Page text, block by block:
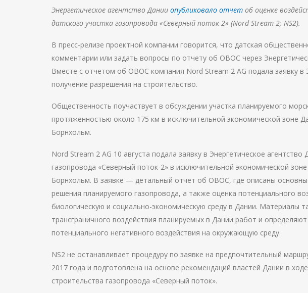
Энергетическое агентство Дании опубликовало отчет об оценке
датского участка газопровода «Северный поток-2» (Nord Stream 2; NS2).
В пресс-релизе проектной компании говорится, что датская
комментарии или задать вопросы по отчету об ОВОС через
Вместе с отчетом об ОВОС компания Nord Stream 2 AG подала заявку в
получение разрешения на строительство.
Общественность поучаствует в обсуждении участка планируемого
протяженностью около 175 км в исключительной экономической зоне
Борнхольм.
Nord Stream 2 AG 10 августа подала заявку в Энергетическое
газопровода «Северный поток-2» в исключительной экономической
Борнхольм. В заявке — детальный отчет об ОВОС, где описаны
решения планируемого газопровода, а также оценка потенциального
биологическую и социально-экономическую среду в Дании. Материалы
трансграничного воздействия планируемых в Дании работ и
потенциального негативного воздействия на окружающую среду.
NS2 не останавливает процедуру по заявке на предпочтительный
2017 года и подготовлена на основе рекомендаций властей Дании в
строительства газопровода «Северный поток».